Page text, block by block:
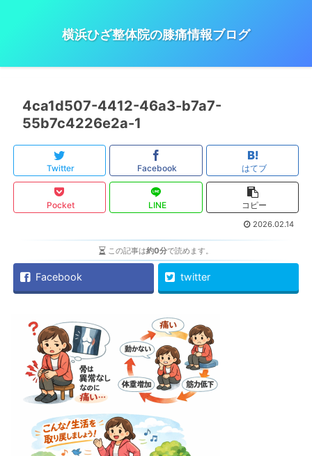
横浜ひざ整体院の膝痛情報ブログ
4ca1d507-4412-46a3-b7a7-
55b7c4226e2a-1
Twitter Facebook はてブ
Pocket LINE コピー
2026.02.14
この記事は約0分で読めます。
Facebook twitter